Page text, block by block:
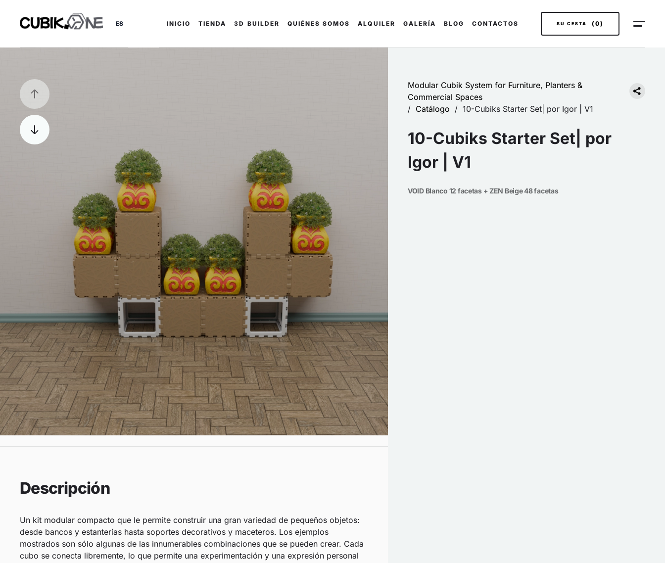
ES INICIO TIENDA 3D BUILDER QUIÉNES SOMOS ALQUILER GALERÍA BLOG CONTACTOS SU CESTA (0)
Descripción
Un kit modular compacto que le permite construir una gran variedad de pequeños objetos:
desde bancos y estanterías hasta soportes decorativos y maceteros. Los ejemplos
mostrados son sólo algunas de las innumerables combinaciones que se pueden crear. Cada
cubo se conecta libremente, lo que permite una experimentación y una expresión personal
Modular Cubik System for Furniture, Planters &
Commercial Spaces
/ Catálogo / 10-Cubiks Starter Set| por Igor | V1
10-Cubiks Starter Set| por
Igor | V1
VOID Blanco 12 facetas + ZEN Beige 48 facetas